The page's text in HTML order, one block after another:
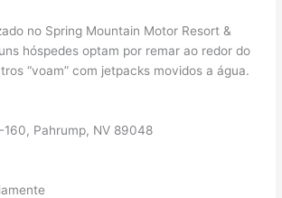
no Spring Mountain Motor Resort &
hóspedes optam por remar ao redor do
“voam” com jetpacks movidos a água.
160, Pahrump, NV 89048